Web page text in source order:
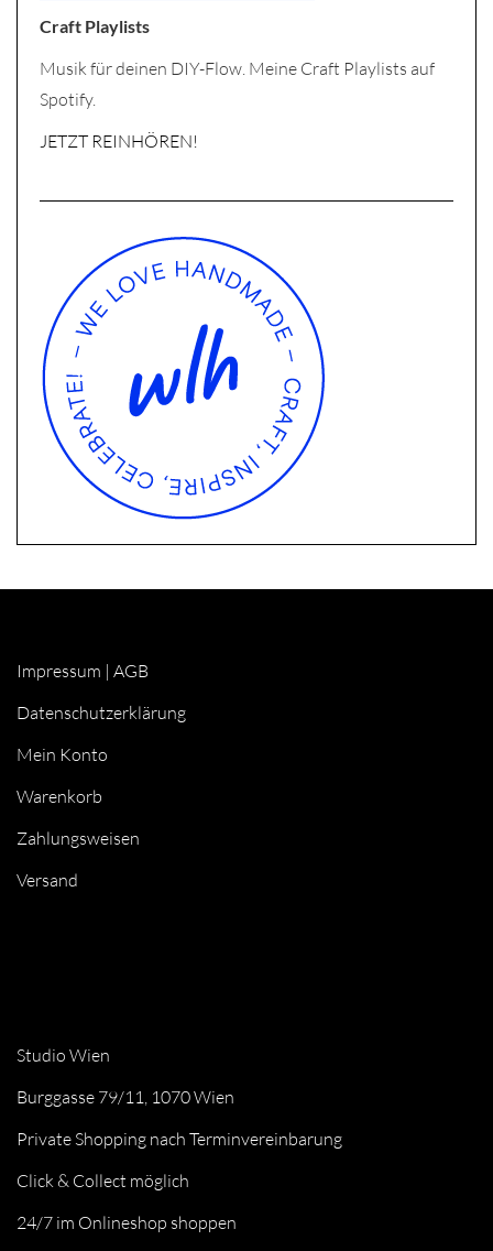
Craft Playlists
Musik für deinen DIY-Flow. Meine Craft Playlists auf
Spotify.
JETZT REINHÖREN!
Impressum | AGB
Datenschutzerklärung
Mein Konto
Warenkorb
Zahlungsweisen
Versand
Studio Wien
Burggasse 79/11, 1070 Wien
Private Shopping nach Terminvereinbarung
Click & Collect möglich
24/7 im Onlineshop shoppen